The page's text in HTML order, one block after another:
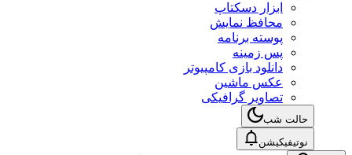
ابزار دسکتاپ
محافظ نمایش
پوسته برنامه
پس زمینه
دانلود بازی کامپیوتر
عکس ماشین
تصاویر گرافیکی
حالت شب
نوتیفیکیشن